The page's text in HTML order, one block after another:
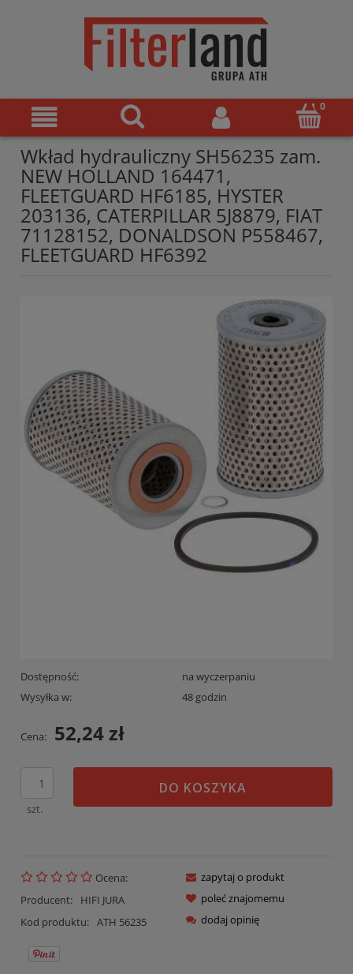
Wkład hydrauliczny SH56235 zam.
NEW HOLLAND 164471,
FLEETGUARD HF6185, HYSTER
203136, CATERPILLAR 5J8879, FIAT
71128152, DONALDSON P558467,
FLEETGUARD HF6392
Dostępność:
na wyczerpaniu
Wysyłka w:
48 godzin
Cena: 52,24 zł
szt.
DO KOSZYKA
Ocena:
Producent:
HIFI JURA
Kod produktu: ATH 56235
zapytaj o produkt
poleć znajomemu
dodaj opinię